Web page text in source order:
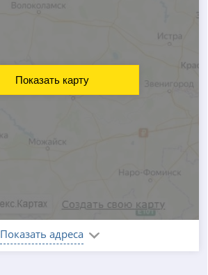
Показать адреса
Показать карту